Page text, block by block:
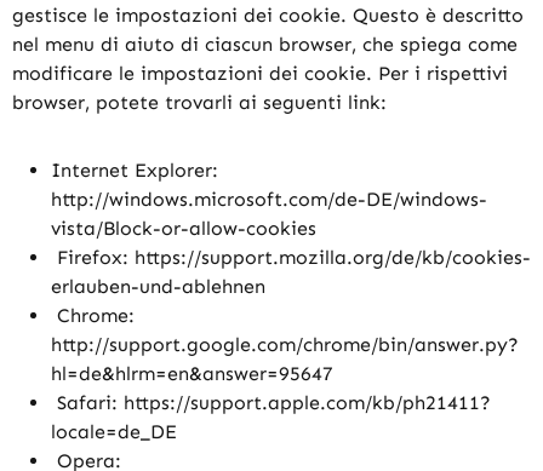
gestisce le impostazioni dei cookie. Questo è descritto
nel menu di aiuto di ciascun browser, che spiega come
modificare le impostazioni dei cookie. Per i rispettivi
browser, potete trovarli ai seguenti link:
Internet Explorer:
http://windows.microsoft.com/de-DE/windows-
vista/Block-or-allow-cookies
Firefox: https://support.mozilla.org/de/kb/cookies-
erlauben-und-ablehnen
Chrome:
http://support.google.com/chrome/bin/answer.py?
hl=de&hlrm=en&answer=95647
Safari: https://support.apple.com/kb/ph21411?
locale=de_DE
Opera: